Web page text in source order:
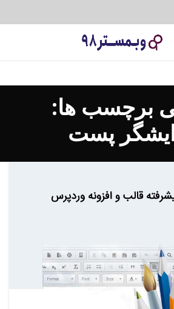
برچسب ها:
پست